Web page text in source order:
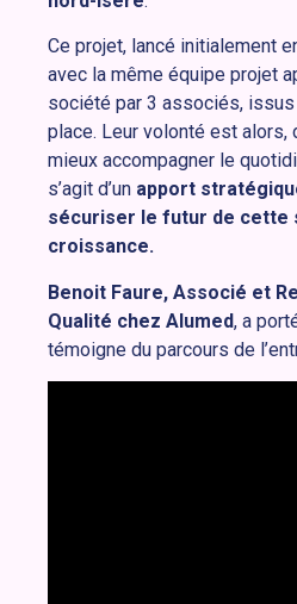
Ce projet, lancé initialement
avec la même équipe projet
société par 3 associés,
place. Leur volonté est alors,
mieux accompagner le
s’agit d’un apport
sécuriser le futur de cette
croissance.
Benoit Faure, Associé et
Qualité chez Alumed, a
témoigne du parcours de